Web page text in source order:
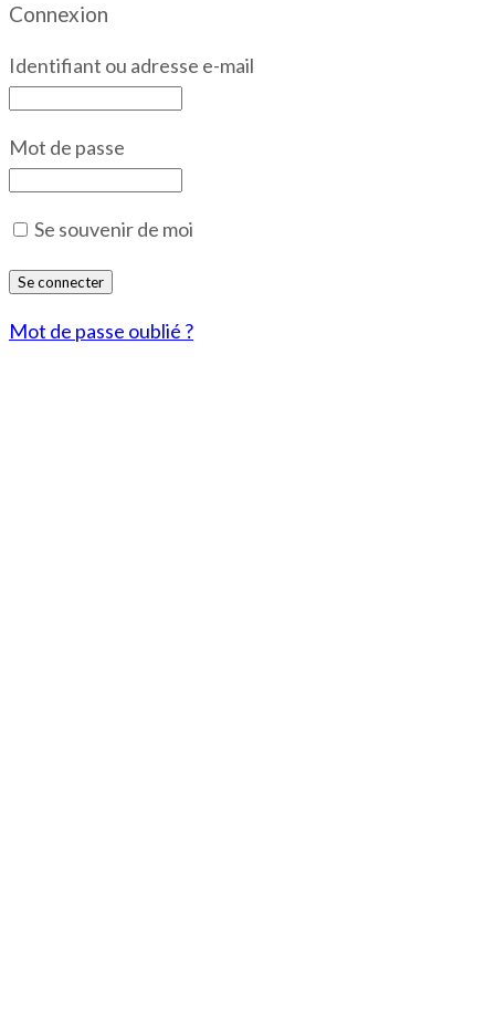
Connexion
Identifiant ou adresse e-mail
Mot de passe
Se souvenir de moi
Mot de passe oublié ?